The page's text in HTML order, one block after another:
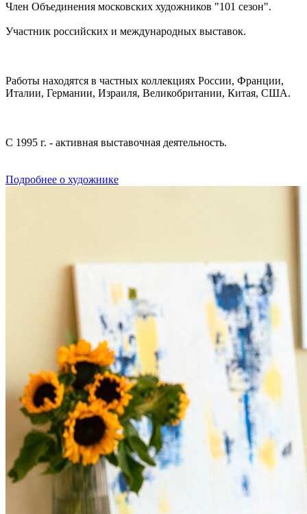
Член Объединения московских художников "101 сезон".
Участник российских и международных выставок.
Работы находятся в частных коллекциях России, Франции,
Италии, Германии, Израиля, Великобритании, Китая, США.
С 1995 г. - активная выставочная деятельность.
Подробнее о художнике